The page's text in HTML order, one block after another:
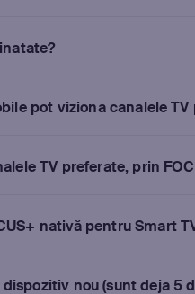
pot viziona canalele TV
TV preferate, prin
nativă pentru Smart
dispozitiv nou (sunt deja